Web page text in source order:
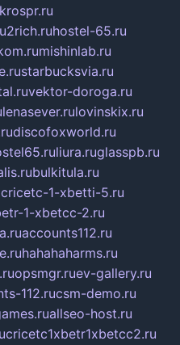
krospr.ru
2rich.ruhostel-65.ru
mishinlab.ru
starbucksvia.ru
vektor-doroga.ru
lenasever.rulovinskix.ru
discofoxworld.ru
liura.ruglasspb.ru
bulkitula.ru
1-xbetti-5.ru
1-xbetcc-2.ru
accounts112.ru
hahahaharms.ru
opsmgr.ruev-gallery.ru
112.rucsm-demo.ru
allseo-host.ru
cricetc1xbetr1xbetcc2.ru